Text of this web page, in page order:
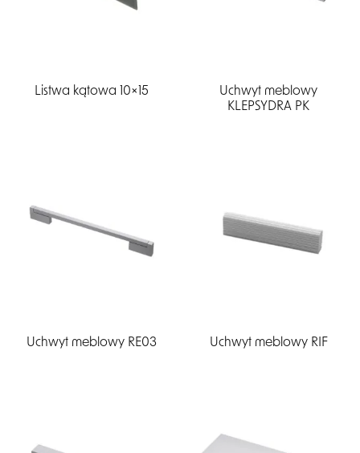
Listwa kątowa 10×15
Uchwyt meblowy
KLEPSYDRA PK
Uchwyt meblowy RE03 Uchwyt meblowy RIF